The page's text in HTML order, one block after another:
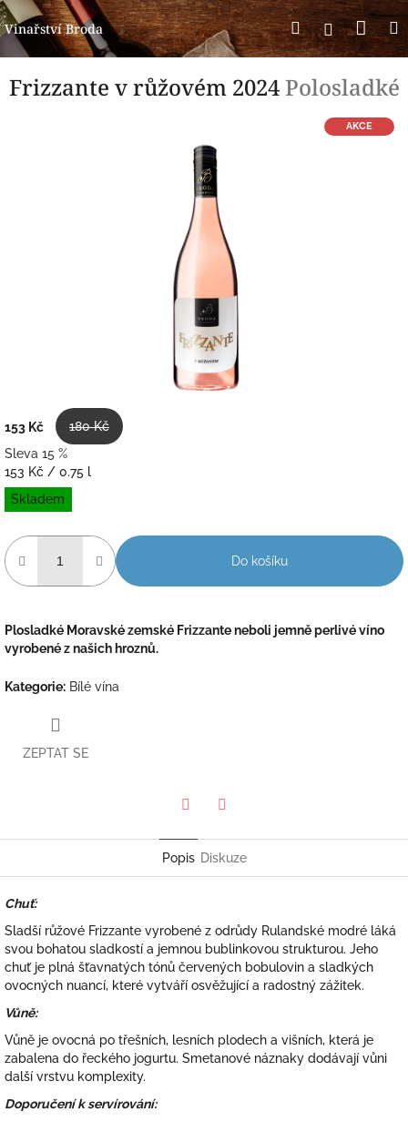
Přejít
na
obsah
Vinařství Broda HledatPřihlášení
Frizzante v růžovém 2024 Polosladké
AKCE
153 Kč
180 Kč
Sleva 15 %
Měrná
cena:
153 Kč / 0.75 l
Skladem
Do košíku
Plosladké Moravské zemské Frizzante neboli jemně perlivé víno
vyrobené z našich hroznů.
Kategorie: Bílé vína
ZEPTAT SE
Popis Diskuze
Chuť:
Sladší růžové Frizzante vyrobené z odrůdy Rulandské modré láká
svou bohatou sladkostí a jemnou bublinkovou strukturou. Jeho
chuť je plná šťavnatých tónů červených bobulovin a sladkých
ovocných nuancí, které vytváří osvěžující a radostný zážitek.
Vůně:
Vůně je ovocná po třešních, lesních plodech a višních, která je
zabalena do řeckého jogurtu. Smetanové náznaky dodávají vůni
další vrstvu komplexity.
Doporučení k servírování: